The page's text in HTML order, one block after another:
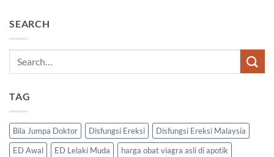
SEARCH
TAG
Bila Jumpa Doktor Disfungsi Ereksi
Disfungsi Ereksi Malaysia
ED Awal
ED Lelaki Muda
harga obat viagra asli di apotik